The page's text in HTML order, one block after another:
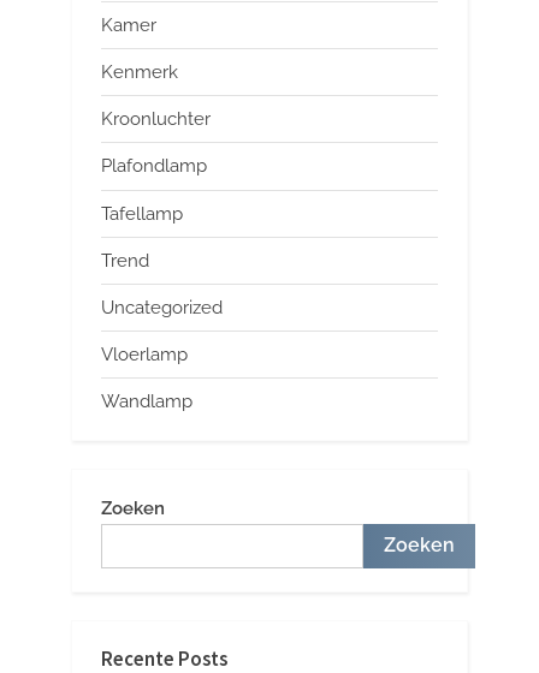
Kamer
Kenmerk
Kroonluchter
Plafondlamp
Tafellamp
Trend
Uncategorized
Vloerlamp
Wandlamp
Zoeken
Zoeken
Recente Posts